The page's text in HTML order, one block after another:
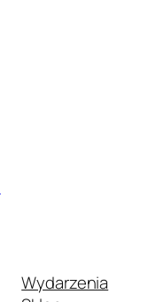
Wydarzenia